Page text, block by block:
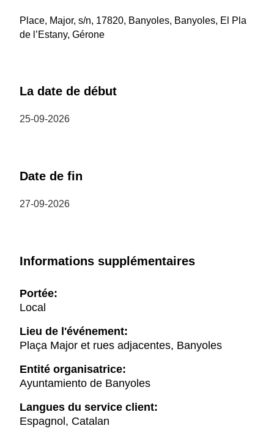
Place, Major, s/n, 17820, Banyoles, Banyoles, El Pla
de l’Estany, Gérone
La date de début
25-09-2026
Date de fin
27-09-2026
Informations supplémentaires
Portée:
Local
Lieu de l'événement:
Plaça Major et rues adjacentes, Banyoles
Entité organisatrice:
Ayuntamiento de Banyoles
Langues du service client:
Espagnol, Catalan